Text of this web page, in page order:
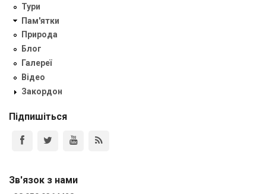
Тури
Пам'ятки
Природа
Блог
Галереї
Відео
Закордон
Підпишіться
Зв'язок з нами